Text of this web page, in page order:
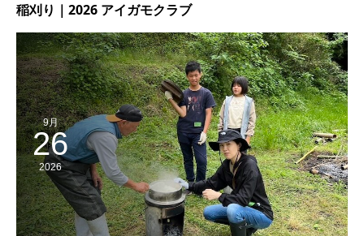
稲刈り｜2026 アイガモクラブ
9月
26
2026